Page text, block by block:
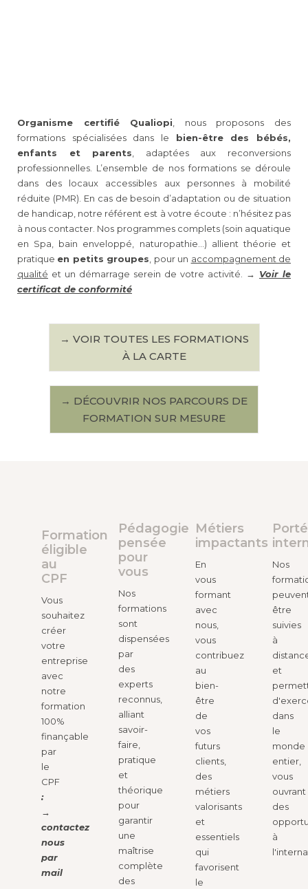
Organisme certifié Qualiopi , nous proposons des
formations spécialisées dans le bien-être des bébés,
enfants et parents , adaptées aux reconversions
professionnelles. L’ensemble de nos formations se déroule
dans des locaux accessibles aux personnes à mobilité
réduite (PMR). En cas de besoin d’adaptation ou de situation
de handicap, notre référent est à votre écoute : n’hésitez pas
à nous contacter. Nos programmes complets (soin aquatique
en Spa, bain enveloppé, naturopathie…) allient théorie et
pratique en petits groupes , pour un accompagnement de
qualité et un démarrage serein de votre activité. → Voir le
certificat de conformité
→ VOIR TOUTES LES FORMATIONS
À LA CARTE
→ DÉCOUVRIR NOS PARCOURS DE
FORMATION SUR MESURE
Formation
éligible
au
CPF
Vous
souhaitez
créer
votre
entreprise
avec
notre
formation
100%
finançable
par
le
CPF
:
→
contactez
nous
par
mail
Pédagogie
pensée
pour
vous
Nos
formations
sont
dispensées
par
des
experts
reconnus,
alliant
savoir-
faire,
pratique
et
théorique
pour
garantir
une
maîtrise
complète
des
Métiers
impactants
En
vous
formant
avec
nous,
vous
contribuez
au
bien-
être
de
vos
futurs
clients,
des
métiers
valorisants
et
essentiels
qui
favorisent
le
Nos
être
suivies
à
et
dans
le
monde
entier,
vous
ouvrant
des
à